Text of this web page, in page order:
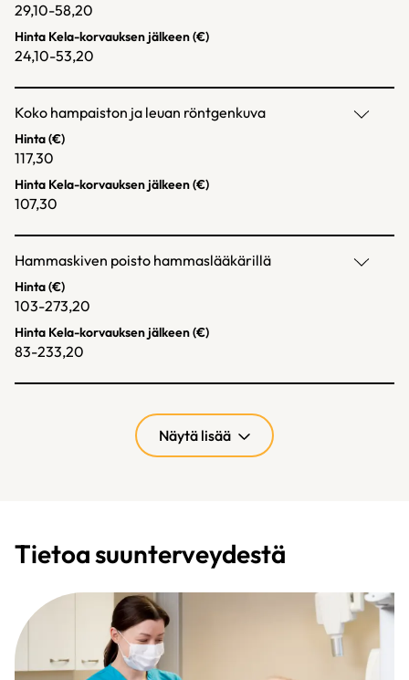
29,10-58,20
Hinta Kela-korvauksen jälkeen (€)
24,10-53,20
Koko hampaiston ja leuan röntgenkuva
Hinta (€)
117,30
Hinta Kela-korvauksen jälkeen (€)
107,30
Hammaskiven poisto hammaslääkärillä
Hinta (€)
103-273,20
Hinta Kela-korvauksen jälkeen (€)
83-233,20
Näytä lisää
Tietoa suunterveydestä